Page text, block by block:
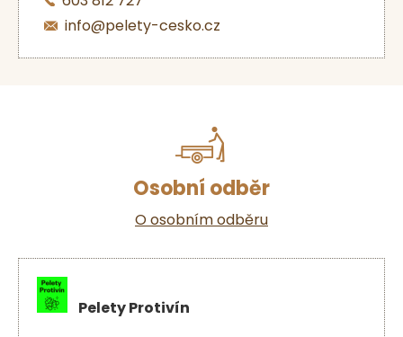
info@pelety-cesko.cz
Osobní odběr
O osobním odběru
Pelety Protivín